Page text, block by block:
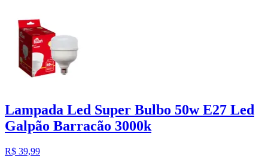
Lampada Led Super Bulbo 50w E27 Led
Galpão Barracão 3000k
R$ 39,99